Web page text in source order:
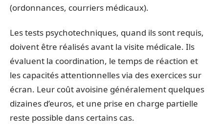
(ordonnances, courriers médicaux).
Les tests psychotechniques, quand ils sont requis,
doivent être réalisés avant la visite médicale. Ils
évaluent la coordination, le temps de réaction et
les capacités attentionnelles via des exercices sur
écran. Leur coût avoisine généralement quelques
dizaines d’euros, et une prise en charge partielle
reste possible dans certains cas.